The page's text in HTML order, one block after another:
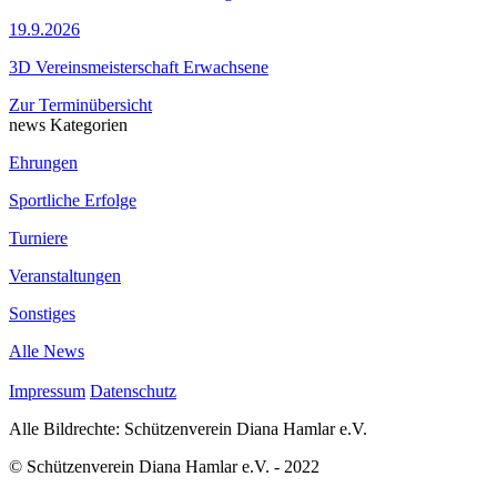
19.9.2026
3D Vereinsmeisterschaft Erwachsene
Zur Terminübersicht
news Kategorien
Ehrungen
Sportliche Erfolge
Turniere
Veranstaltungen
Sonstiges
Alle News
Impressum Datenschutz
Alle Bildrechte: Schützenverein Diana Hamlar e.V.
© Schützenverein Diana Hamlar e.V. - 2022